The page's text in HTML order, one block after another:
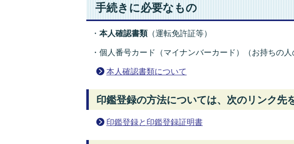
手続きに必要なもの
・ 本人確認書類（運転免許証等）
・個人番号カード（マイナンバーカード）（お持ちの人
本人確認書類について
印鑑登録の方法については、次のリンク先
印鑑登録と印鑑登録証明書